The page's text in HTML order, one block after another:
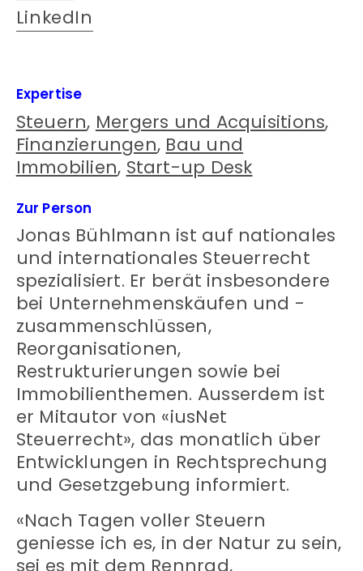
LinkedIn
Expertise
Steuern, Mergers und Acquisitions,
Finanzierungen, Bau und
Immobilien, Start-up Desk
Zur Person
Jonas Bühlmann ist auf nationales
und internationales Steuerrecht
spezialisiert. Er berät insbesondere
bei Unternehmenskäufen und -
zusammenschlüssen,
Reorganisationen,
Restrukturierungen sowie bei
Immobilienthemen. Ausserdem ist
er Mitautor von «iusNet
Steuerrecht», das monatlich über
Entwicklungen in Rechtsprechung
und Gesetzgebung informiert.
«Nach Tagen voller Steuern
geniesse ich es, in der Natur zu sein,